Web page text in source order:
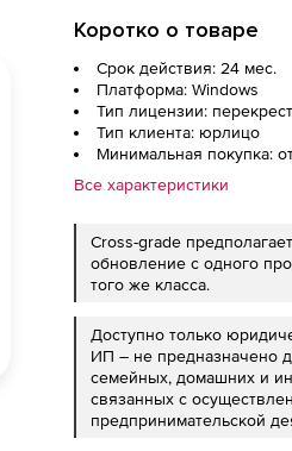
Коротко о товаре
Срок действия: 24 мес.
Платформа: Windows
Тип лицензии:
Тип клиента: юрлицо
Минимальная покупка:
Все характеристики
Cross-grade
обновление с одного
того же класса.
Доступно только
ИП – не предназначено
семейных, домашних и
связанных с
предпринимательской